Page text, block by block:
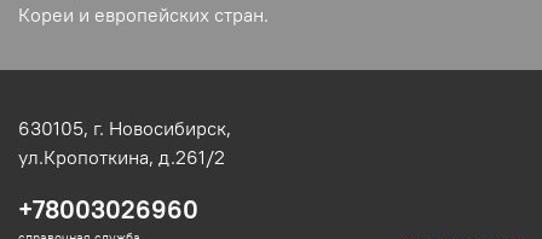
Кореи и европейских стран.
630105, г. Новосибирск,
ул.Кропоткина, д.261/2
+78003026960